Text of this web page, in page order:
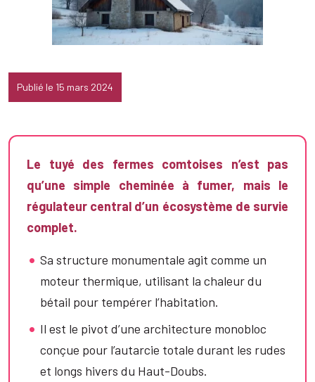
Publié le 15 mars 2024
Le tuyé des fermes comtoises n’est pas
qu’une simple cheminée à fumer, mais le
régulateur central d’un écosystème de survie
complet.
Sa structure monumentale agit comme un
moteur thermique, utilisant la chaleur du
bétail pour tempérer l’habitation.
Il est le pivot d’une architecture monobloc
conçue pour l’autarcie totale durant les rudes
et longs hivers du Haut-Doubs.